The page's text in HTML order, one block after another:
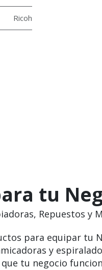
Ricoh
tu
Repuestos y
para equipar tu
y
tu negocio